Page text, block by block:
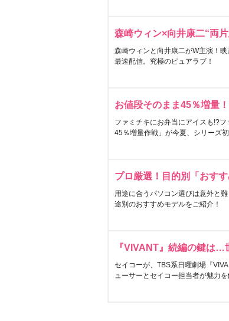
森崎ウィン×向井康二“両
森崎ウィンと向井康二がW主演！
最速配信。究極のピュアラブ！
お値段そのまま45％増量
ファミチキにお弁当にアイスも!?
45％増量作戦」が今夏、シリーズ
プロ厳選！目的別「おす
用途に合うパソコン選びは意外と
途別のおすすめモデルをご紹介！
『VIVANT』続編の鍵は…
セイコーが、TBS系日曜劇場『
ューサーとセイコー担当者が魅力を